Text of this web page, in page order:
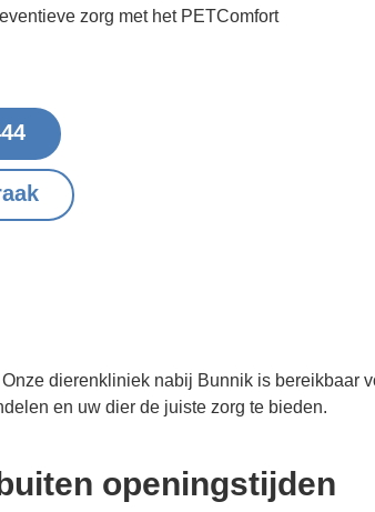
zorg met het PETComfort
dierenkliniek nabij Bunnik is bereikbaar
en uw dier de juiste zorg te bieden.
openingstijden